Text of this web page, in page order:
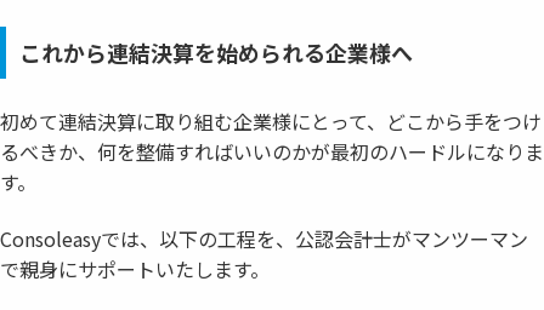
これから連結決算を始められる企業様へ
初めて連結決算に取り組む企業様にとって、どこから手をつけ
るべきか、何を整備すればいいのかが最初のハードルになりま
す。
Consoleasyでは、以下の工程を、公認会計士がマンツーマン
で親身にサポートいたします。